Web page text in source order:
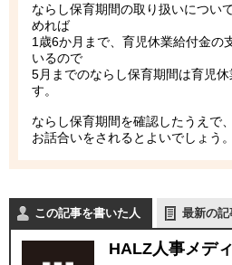
ならし保育期間の取り扱いについ
めれば
1歳6か月まで、育児休業給付金の
いるので
5月までのならし保育期間は育児
す。
ならし保育期間を確認したうえで
お話合いをされるとよいでしょう。
この記事を書いた人 最新の記
HALZ人事メデ